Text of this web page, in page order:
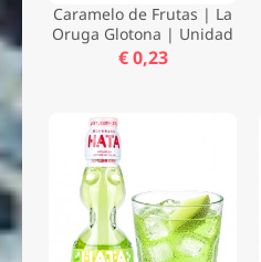
Caramelo de Frutas | La
Oruga Glotona | Unidad
€ 0,23